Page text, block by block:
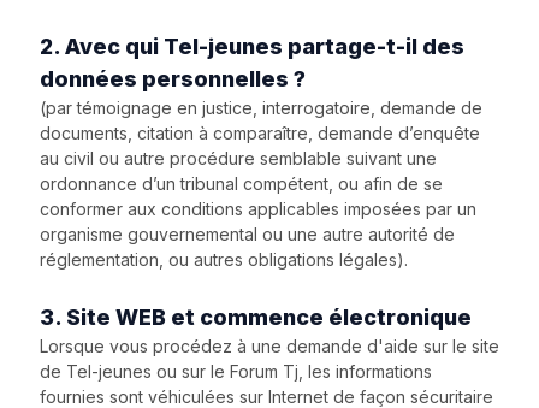
2. Avec qui Tel-jeunes partage-t-il des
données personnelles ?
(par témoignage en justice, interrogatoire, demande de
documents, citation à comparaître, demande d’enquête
au civil ou autre procédure semblable suivant une
ordonnance d’un tribunal compétent, ou afin de se
conformer aux conditions applicables imposées par un
organisme gouvernemental ou une autre autorité de
réglementation, ou autres obligations légales).
3. Site WEB et commence électronique
Lorsque vous procédez à une demande d'aide sur le site
de Tel-jeunes ou sur le Forum Tj, les informations
fournies sont véhiculées sur Internet de façon sécuritaire